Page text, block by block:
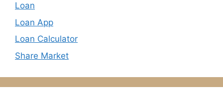
Loan
Loan App
Loan Calculator
Share Market